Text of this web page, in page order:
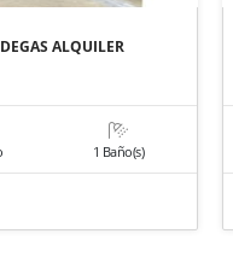
ALQUILER
1 Baño(s)